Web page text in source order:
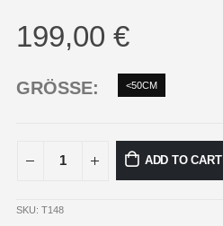
199,00 €
GRÖSSE <50CM
ADD TO CART
SKU: T148